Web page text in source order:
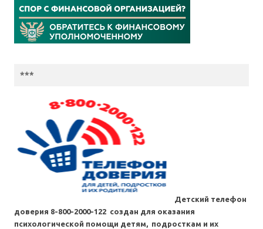
***
Детский телефон
доверия 8-800-2000-122 создан для оказания
психологической помощи детям, подросткам и их